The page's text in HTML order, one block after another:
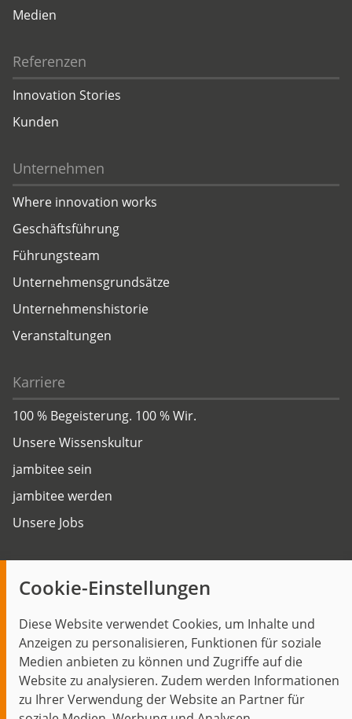
Cookie-Einstellungen
Diese Website verwendet Cookies, um Inhalte und
Anzeigen zu personalisieren, Funktionen für soziale
Medien anbieten zu können und Zugriffe auf die
Website zu analysieren. Zudem werden Informationen
zu Ihrer Verwendung der Website an Partner für
Medien
Referenzen
Innovation Stories
Kunden
Unternehmen
Where innovation works
Geschäftsführung
Führungsteam
Unternehmensgrundsätze
Unternehmenshistorie
Veranstaltungen
Karriere
100 % Begeisterung. 100 % Wir.
Unsere Wissenskultur
jambitee sein
jambitee werden
Unsere Jobs
Themen im Fokus
Events